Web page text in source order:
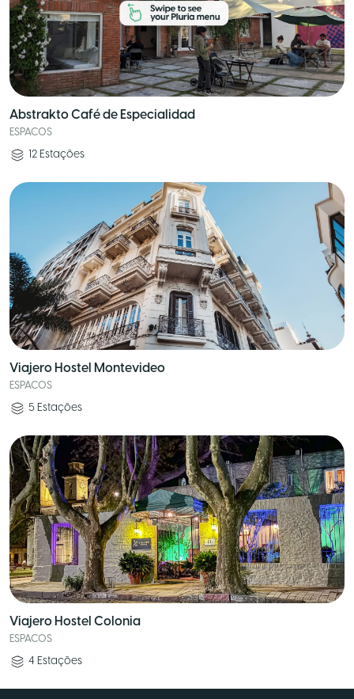
Abstrakto Café de Especialidad
ESPACOS
12 Estações
Viajero Hostel Montevideo
ESPACOS
5 Estações
Viajero Hostel Colonia
ESPACOS
4 Estações